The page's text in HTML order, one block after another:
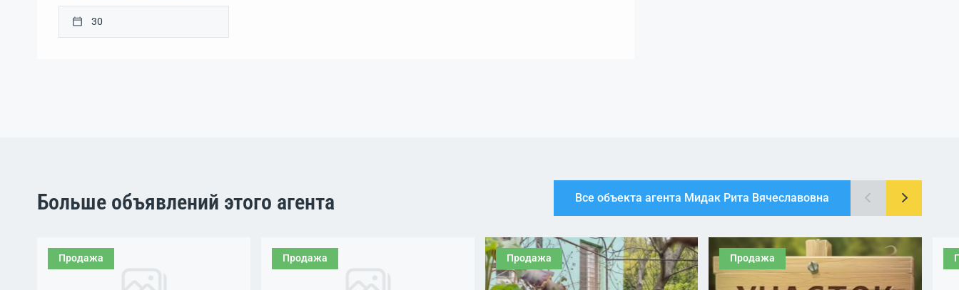
Больше объявлений этого агента Все объекта агента Мидак Рита Вячеславовна
Продажа Продажа Продажа Продажа